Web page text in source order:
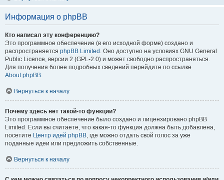
Информация о phpBB
Кто написал эту конференцию?
Это программное обеспечение (в его исходной форме) создано и
распространяется phpBB Limited . Оно доступно на условиях GNU General
Public Licence, версии 2 (GPL-2.0) и может свободно распространяться.
Для получения более подробных сведений перейдите по ссылке
About phpBB.
Вернуться к началу
Почему здесь нет такой-то функции?
Это программное обеспечение было создано и лицензировано phpBB
Limited. Если вы считаете, что какая-то функция должна быть добавлена,
посетите Центр идей phpBB, где можно отдать свой голос за уже
поданные идеи или предложить собственные.
Вернуться к началу